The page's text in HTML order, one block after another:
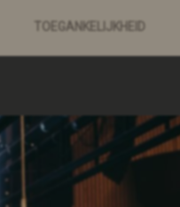
TOEGANKELIJKHEID